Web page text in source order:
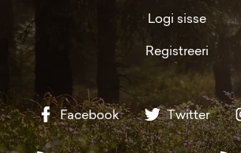
Logi sisse
Registreeri
Facebook Twitter